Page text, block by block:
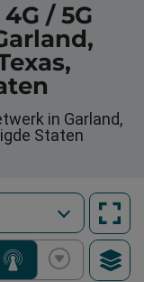
/ 5G
in Garland,
Staten